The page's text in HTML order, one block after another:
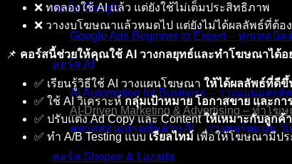
คอร์ส Google
Google Ads Beginner to Expert – ทุกเทคนิ
คอร์ส AI
AI Automation for Business – วางแผนและ
AI-Driven Marketing & Advertising – ทำโ
คอร์สสอนเทรดหุ้นด้วย AI – วางพอร์ตแม่น วิ
คอร์ส Shopee & Lazada
❌ ทดลองใช้ AI แล้ว แต่ยังใช้ไม่เต็มประสิทธิภาพ
❌ วางงบโฆษณาแล้วหมดไป แต่ยังไม่ได้ผลลัพธ์ที่ต้อ
📌 คอร์สนี้ช่วยให้คุณใช้ AI วางกลยุทธ์และทำโฆษณาได้อ
✅ เรียนรู้วิธีใช้ AI วางแผนโฆษณา ให้ได้ผลลัพธ์ที่ดีขึ้
✅ ใช้ AI วิเคราะห์กลุ่มเป้าหมาย โอกาสขาย และกา
✅ ปรับแต่ง Ad Copy และ Contentให้เหมาะกับลูกค้
✅ ทำ A/B Testing แบบเรียลไทม์เพื่อให้โฆษณามีปร